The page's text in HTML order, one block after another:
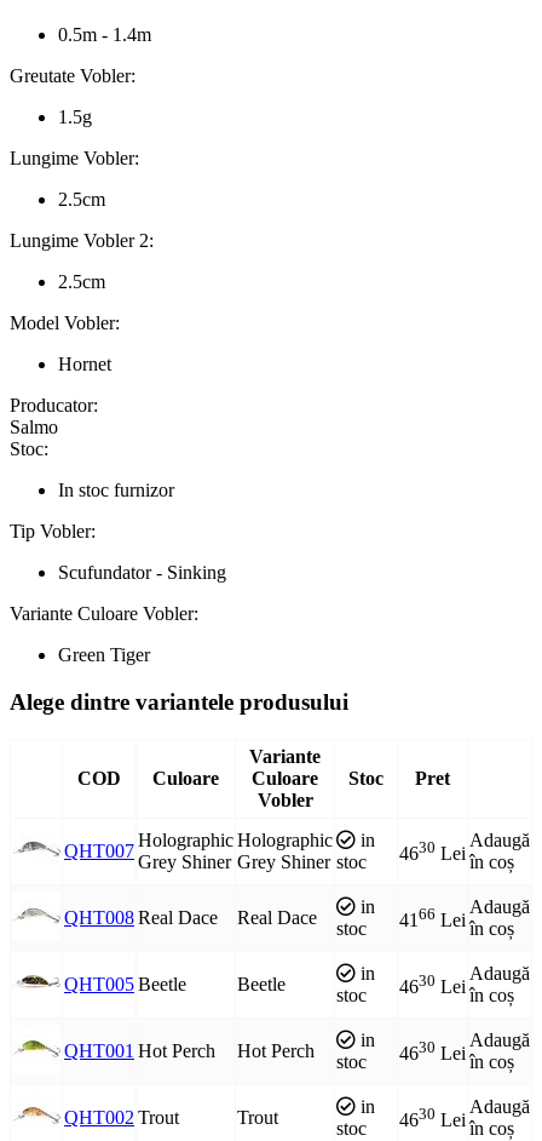
0.5m - 1.4m
Greutate Vobler:
1.5g
Lungime Vobler:
2.5cm
Lungime Vobler 2:
2.5cm
Model Vobler:
Hornet
Producator:
Salmo
Stoc:
In stoc furnizor
Tip Vobler:
Scufundator - Sinking
Variante Culoare Vobler:
Green Tiger
Alege dintre variantele produsului
COD Culoare
Variante
Culoare
Vobler
Stoc Pret
QHT007
Holographic
Grey Shiner
Holographic
Grey Shiner
in
stoc
4630 Lei
Adaugă
în coș
QHT008Real Dace Real Dace
in
stoc
41 66 Lei
Adaugă
în coș
QHT005Beetle Beetle
in
stoc
4630 Lei
Adaugă
în coș
QHT001 Hot Perch Hot Perch
in
stoc
4630 Lei
Adaugă
în coș
QHT002 Trout Trout
in
stoc
4630 Lei
Adaugă
în coș